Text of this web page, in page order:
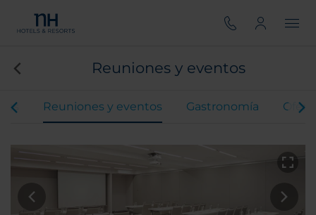
Reuniones y eventos
Reuniones y eventos Gastronomía